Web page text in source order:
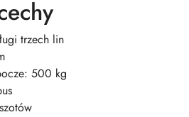
trzech lin
500 kg